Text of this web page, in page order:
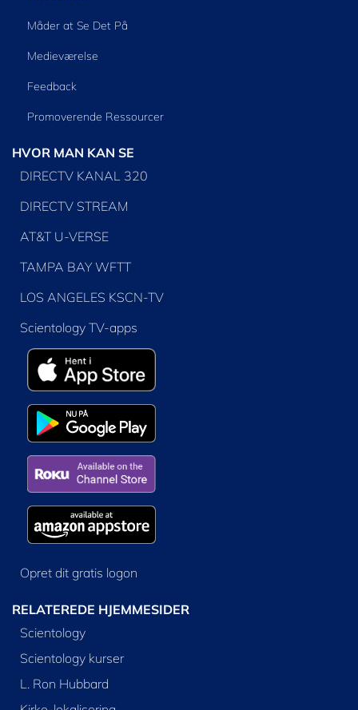
Måder at Se Det På
Medieværelse
Feedback
Promoverende Ressourcer
HVOR MAN KAN SE
DIRECTV KANAL 320
DIRECTV STREAM
AT&T U-VERSE
TAMPA BAY WFTT
LOS ANGELES KSCN-TV
Scientology TV-apps
Opret dit gratis logon
RELATEREDE HJEMMESIDER
Scientology
Scientology kurser
L. Ron Hubbard